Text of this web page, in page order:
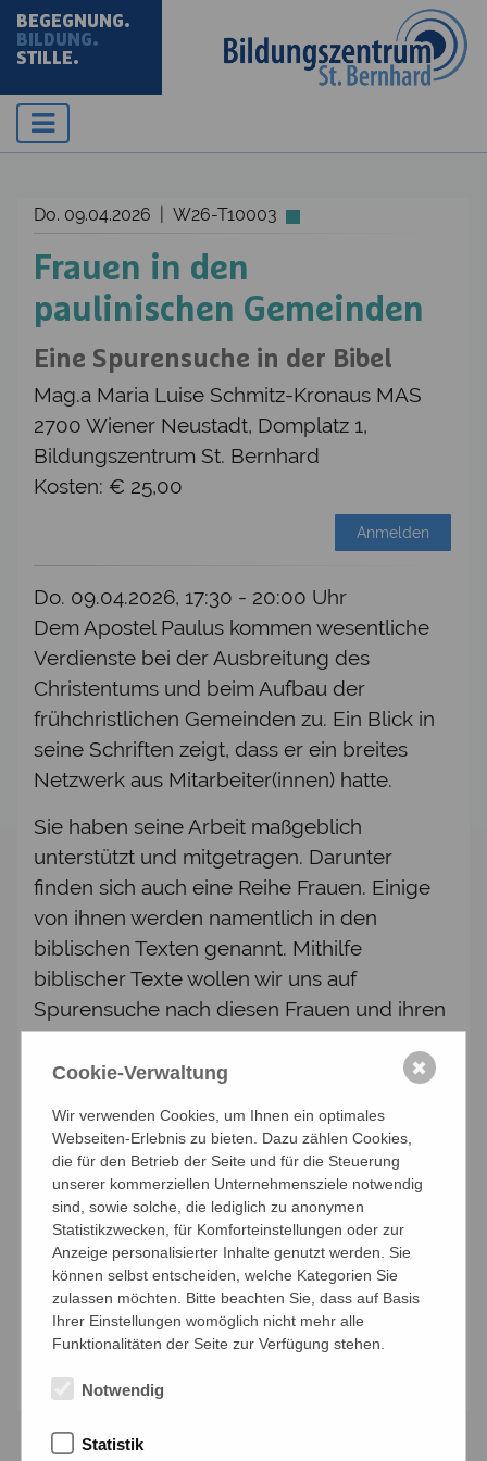
BEGEGNUNG.
BILDUNG.
STILLE.
Do. 09.04.2026 | W26-T10003
Frauen in den
paulinischen Gemeinden
Eine Spurensuche in der Bibel
Mag.a Maria Luise Schmitz-Kronaus MAS
2700 Wiener Neustadt, Domplatz 1,
Bildungszentrum St. Bernhard
Kosten: € 25,00
Anmelden
Do. 09.04.2026, 17:30 - 20:00 Uhr
Dem Apostel Paulus kommen wesentliche
Verdienste bei der Ausbreitung des
Christentums und beim Aufbau der
frühchristlichen Gemeinden zu. Ein Blick in
seine Schriften zeigt, dass er ein breites
Netzwerk aus Mitarbeiter(innen) hatte.
Sie haben seine Arbeit maßgeblich
unterstützt und mitgetragen. Darunter
finden sich auch eine Reihe Frauen. Einige
von ihnen werden namentlich in den
biblischen Texten genannt. Mithilfe
biblischer Texte wollen wir uns auf
Spurensuche nach diesen Frauen und ihren
Aufgaben in der Urkirche machen und wir
werden auch einen Blick auf die
der Frauen in der damaligen Gesellschaft
werfen.
Ein Impulsreferat, interaktive Methoden der
Bibelarbeit sowie der gemeinsame
Erfahrungsaustausch in der Gruppe sind
Elemente dieses Abends.
Cookie-Verwaltung
Wir verwenden Cookies, um Ihnen ein optimales
Webseiten-Erlebnis zu bieten. Dazu zählen Cookies,
die für den Betrieb der Seite und für die Steuerung
unserer kommerziellen Unternehmensziele notwendig
sind, sowie solche, die lediglich zu anonymen
Statistikzwecken, für Komforteinstellungen oder zur
Anzeige personalisierter Inhalte genutzt werden. Sie
können selbst entscheiden, welche Kategorien Sie
zulassen möchten. Bitte beachten Sie, dass auf Basis
Ihrer Einstellungen womöglich nicht mehr alle
Funktionalitäten der Seite zur Verfügung stehen.
Notwendig
Statistik
✖